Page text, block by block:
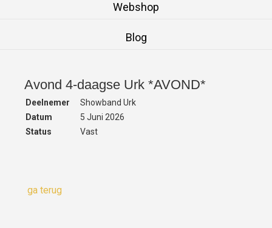
Webshop
Blog
Avond 4-daagse Urk *AVOND*
Deelnemer
Showband Urk
Datum
5 Juni 2026
Status
Vast
ga terug